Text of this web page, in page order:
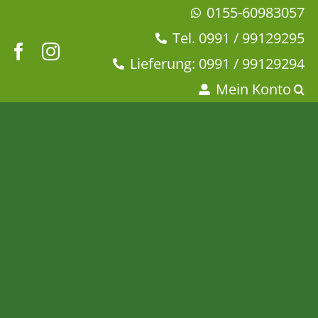
springen
0155-60983057
Tel. 0991 / 99129295
Lieferung: 0991 / 99129294
Mein Konto